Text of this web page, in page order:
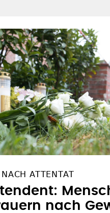
ATTENTAT
nach